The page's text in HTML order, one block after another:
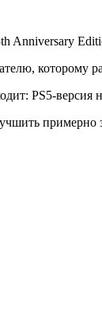
Anniversary
PS5-версия
примерно